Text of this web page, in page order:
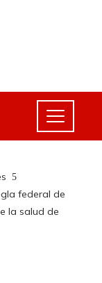
federal de
la salud de